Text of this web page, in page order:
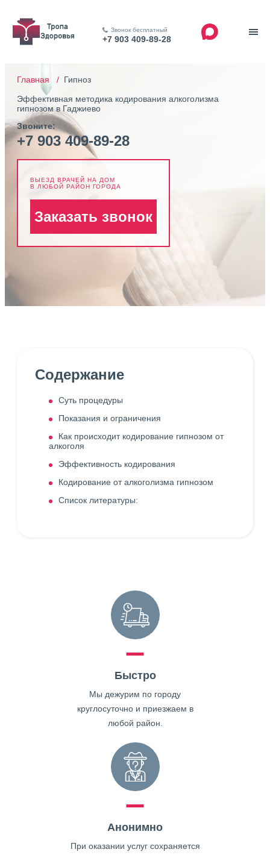
Звонок бесплатный
+7 903 409-89-28
Главная / Гипноз
Эффективная методика кодирования алкоголизма
гипнозом в Гаджиево
Звоните:
+7 903 409-89-28
ВЫЕЗД ВРАЧЕЙ НА ДОМ
В ЛЮБОЙ РАЙОН ГОРОДА
Заказать звонок
Содержание
Суть процедуры
Показания и ограничения
Как происходит кодирование гипнозом от
алкоголя
Эффективность кодирования
Кодирование от алкоголизма гипнозом
Список литературы:
Быстро
Мы дежурим по городу
круглосуточно и приезжаем в
любой район.
Анонимно
При оказании услуг сохраняется